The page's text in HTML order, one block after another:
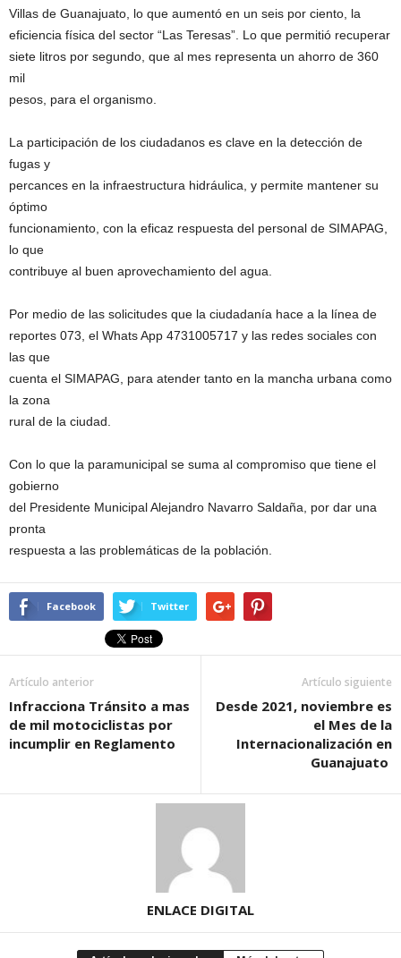
Villas de Guanajuato, lo que aumentó en un seis por ciento, la
eficiencia física del sector “Las Teresas”. Lo que permitió recuperar
siete litros por segundo, que al mes representa un ahorro de 360
mil
pesos, para el organismo.
La participación de los ciudadanos es clave en la detección de
fugas y
percances en la infraestructura hidráulica, y permite mantener su
óptimo
funcionamiento, con la eficaz respuesta del personal de SIMAPAG,
lo que
contribuye al buen aprovechamiento del agua.
Por medio de las solicitudes que la ciudadanía hace a la línea de
reportes 073, el Whats App 4731005717 y las redes sociales con
las que
cuenta el SIMAPAG, para atender tanto en la mancha urbana como
la zona
rural de la ciudad.
Con lo que la paramunicipal se suma al compromiso que tiene el
gobierno
del Presidente Municipal Alejandro Navarro Saldaña, por dar una
pronta
respuesta a las problemáticas de la población.
Facebook Twitter
Artículo anterior
Infracciona Tránsito a mas
de mil motociclistas por
incumplir en Reglamento
Artículo siguiente
Desde 2021, noviembre es
el Mes de la
Internacionalización en
Guanajuato
ENLACE DIGITAL